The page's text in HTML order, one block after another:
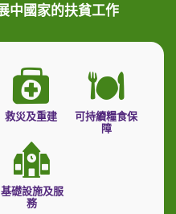
中國家的扶貧工作
救災及重建
可持續糧食保
障
基礎設施及服
務